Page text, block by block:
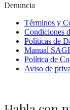
Denuncia
Términos y
Condiciones
Polìticas de
Manual
Política de
Aviso de